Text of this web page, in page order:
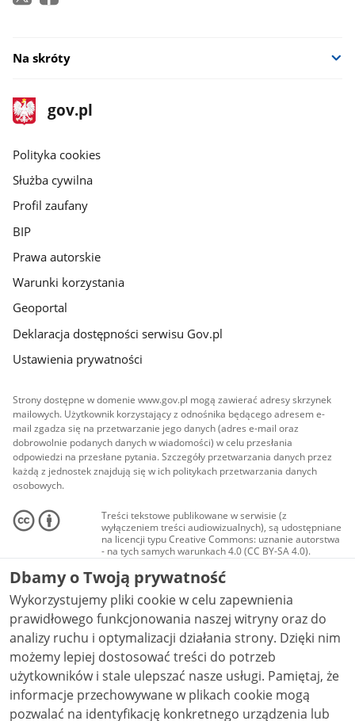
Na skróty
stopka
gov.pl
Strona
gov.pl
gov.pl
Polityka cookies
Służba cywilna
Profil zaufany
BIP
Prawa autorskie
Warunki korzystania
Geoportal
Deklaracja dostępności serwisu Gov.pl
Ustawienia prywatności
Strony dostępne w domenie www.gov.pl mogą zawierać adresy skrzynek
mailowych. Użytkownik korzystający z odnośnika będącego adresem e-
mail zgadza się na przetwarzanie jego danych (adres e-mail oraz
dobrowolnie podanych danych w wiadomości) w celu przesłania
odpowiedzi na przesłane pytania. Szczegóły przetwarzania danych przez
każdą z jednostek znajdują się w ich politykach przetwarzania danych
osobowych.
Treści tekstowe publikowane w serwisie (z
wyłączeniem treści audiowizualnych), są udostępniane
na licencji typu Creative Commons: uznanie autorstwa
- na tych samych warunkach 4.0 (CC BY-SA 4.0).
Materiały audiowizualne, w tym zdjęcia, materiały
audio i wideo, są udostępniane na licencji typu
Creative Commons: uznanie autorstwa użycie
niekomercyjne - bez utworów zależnych 4.0 (CC BY-
NC-ND 4.0), o ile nie jest to stwierdzone inaczej.
Dbamy o Twoją prywatność
Wykorzystujemy pliki cookie w celu zapewnienia
prawidłowego funkcjonowania naszej witryny oraz do
analizy ruchu i optymalizacji działania strony. Dzięki nim
możemy lepiej dostosować treści do potrzeb
użytkowników i stale ulepszać nasze usługi. Pamiętaj, że
informacje przechowywane w plikach cookie mogą
pozwalać na identyfikację konkretnego urządzenia lub